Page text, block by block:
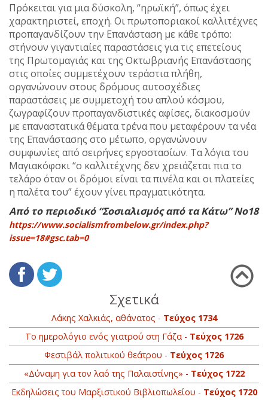
Πρόκειται για μια δύσκολη, “ηρωϊκή”, όπως έχει
χαρακτηριστεί, εποχή. Οι πρωτοποριακοί καλλιτέχνες
προπαγανδίζουν την Επανάσταση με κάθε τρόπο:
στήνουν γιγαντιαίες παραστάσεις για τις επετείους
της Πρωτομαγιάς και της Οκτωβριανής Επανάστασης
στις οποίες συμμετέχουν τεράστια πλήθη,
οργανώνουν στους δρόμους αυτοσχέδιες
παραστάσεις με συμμετοχή του απλού κόσμου,
ζωγραφίζουν προπαγανδιστικές αφίσες, διακοσμούν
με επαναστατικά θέματα τρένα που μεταφέρουν τα νέα
της Επανάστασης στο μέτωπο, οργανώνουν
συμφωνίες από σειρήνες εργοστασίων. Τα λόγια του
Μαγιακόφσκι “ο καλλιτέχνης δεν χρειάζεται πια το
τελάρο όταν οι δρόμοι είναι τα πινέλα και οι πλατείες
η παλέτα του” έχουν γίνει πραγματικότητα.
Από το περιοδικό “Σοσιαλισμός από τα Κάτω” Νο18
https://www.socialismfrombelow.gr/index.php?
issue=18#gsc.tab=0
Σχετικά
Λάκης Χαλκιάς, αθάνατος - Τεύχος 1734
Το ημερολόγιο ενός γιατρού στη Γάζα - Τεύχος 1726
Φεστιβάλ πολιτικού θεάτρου - Τεύχος 1726
«Δύναμη για τον λαό της Παλαιστίνης» - Τεύχος 1722
Εκδηλώσεις του Μαρξιστικού Βιβλιοπωλείου - Τεύχος 1720